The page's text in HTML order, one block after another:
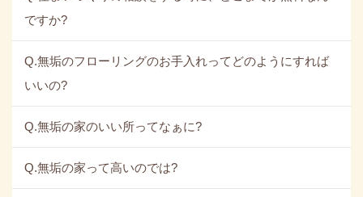
ですか?
Q.無垢のフローリングのお手入れってどのようにすれば
いいの?
Q.無垢の家のいい所ってなぁに?
Q.無垢の家って高いのでは?